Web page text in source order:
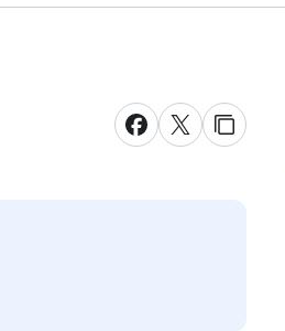
새창 열림새창 열림새창 열림